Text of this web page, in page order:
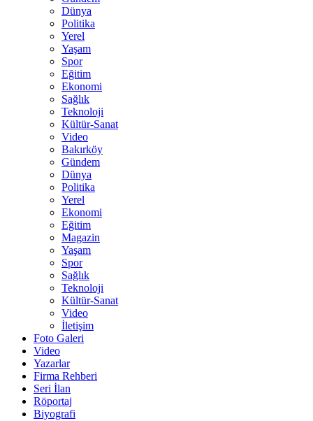
Dünya
Politika
Yerel
Yaşam
Spor
Eğitim
Ekonomi
Sağlık
Teknoloji
Kültür-Sanat
Video
Bakırköy
Gündem
Dünya
Politika
Yerel
Ekonomi
Eğitim
Magazin
Yaşam
Spor
Sağlık
Teknoloji
Kültür-Sanat
Video
İletişim
Foto Galeri
Video
Yazarlar
Firma Rehberi
Seri İlan
Röportaj
Biyografi